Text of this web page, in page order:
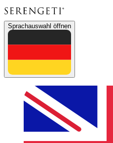
Sprachauswahl öffnen